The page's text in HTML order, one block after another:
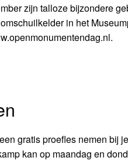
zijn talloze bijzondere
in het
gratis proefles nemen bij
kan op maandag en